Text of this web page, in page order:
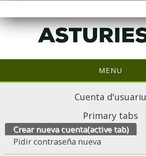
MENU
Cuenta d'usuariu
Primary tabs
Crear nueva cuenta(active tab)
Pidir contraseña nueva